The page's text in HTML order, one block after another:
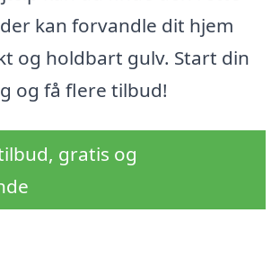
kan forvandle dit hjem
og holdbart gulv. Start din
og få flere tilbud!
gratis og